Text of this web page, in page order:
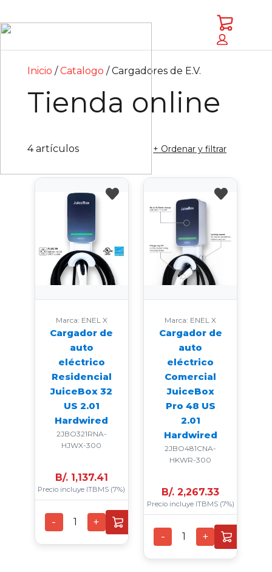
contenido
principal
pie
de
Inicio Catalogo Cargadores de E.V.
Tienda online
4 artículos + Ordenar y filtrar
Marca: ENEL X
Cargador de
auto
eléctrico
Residencial
JuiceBox 32
US 2.01
Hardwired
2JBO321RNA-
HJWX-300
B/. 1,137.41
Precio incluye ITBMS (7%)
- 1 +
Marca: ENEL X
Cargador de
auto
eléctrico
Comercial
JuiceBox
Pro 48 US
2.01
Hardwired
2JBO481CNA-
HKWR-300
B/. 2,267.33
Precio incluye ITBMS (7%)
- 1 +